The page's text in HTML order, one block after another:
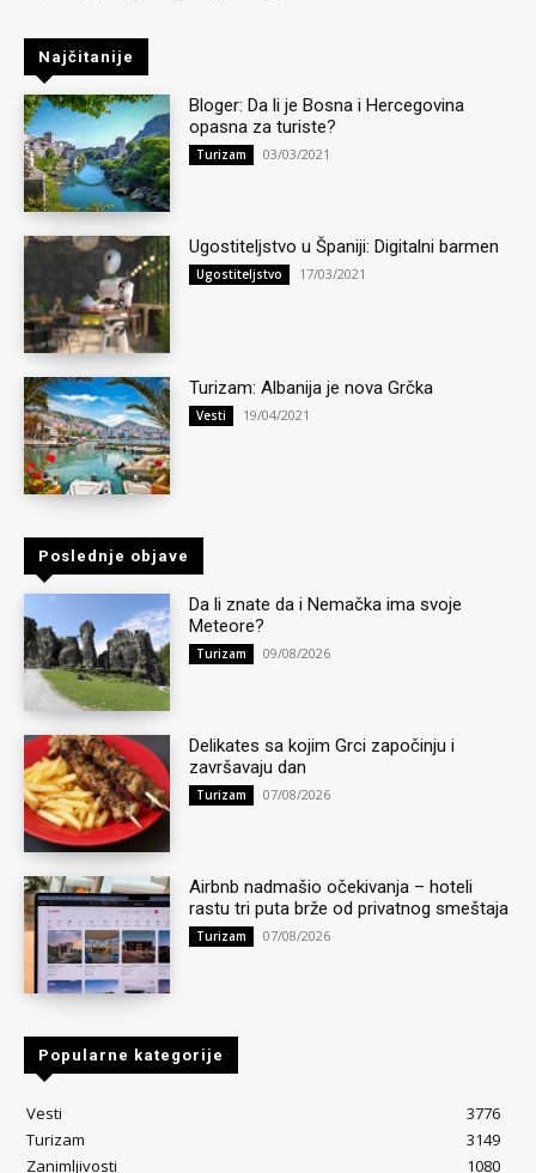
Najčitanije
Bloger: Da li je Bosna i Hercegovina
opasna za turiste?
Turizam 03/03/2021
Ugostiteljstvo u Španiji: Digitalni barmen
Ugostiteljstvo 17/03/2021
Turizam: Albanija je nova Grčka
Vesti 19/04/2021
Poslednje objave
Da li znate da i Nemačka ima svoje
Meteore?
Turizam 09/08/2026
Delikates sa kojim Grci započinju i
završavaju dan
Turizam 07/08/2026
Airbnb nadmašio očekivanja – hoteli
rastu tri puta brže od privatnog smeštaja
Turizam 07/08/2026
Popularne kategorije
Vesti
3776
Turizam
3149
Zanimljivosti
1080